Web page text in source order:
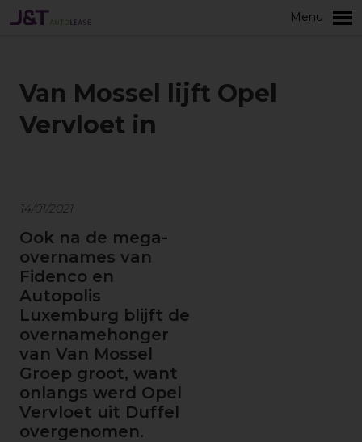
Menu
Van Mossel lijft Opel
Vervloet in
14/01/2021
Ook na de mega-
overnames van
Fidenco en
Autopolis
Luxemburg blijft de
overnamehonger
van Van Mossel
Groep groot, want
onlangs werd Opel
Vervloet uit Duffel
overgenomen.